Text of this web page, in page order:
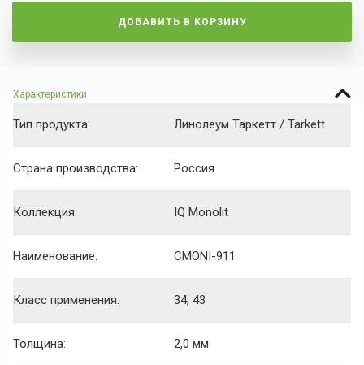
ДОБАВИТЬ В КОРЗИНУ
Характеристики
Тип продукта: Линолеум Таркетт / Tarkett
Страна производства: Россия
Коллекция: IQ Monolit
Наименование: CMONI-911
Класс применения: 34, 43
Толщина: 2,0 мм